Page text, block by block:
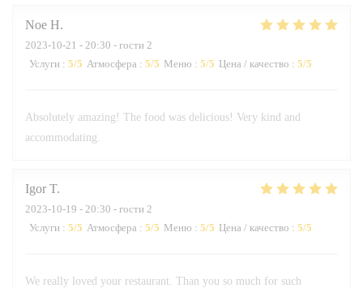
Noe H
2023-10-21 - 20:30 - гости 2
Услуги : 5/5 Атмосфера : 5/5 Меню : 5/5 Цена / качество : 5/5
Absolutely amazing! The food was delicious! Very kind and
accommodating.
Igor T
2023-10-19 - 20:30 - гости 2
Услуги : 5/5 Атмосфера : 5/5 Меню : 5/5 Цена / качество : 5/5
We really loved your restaurant. Than you so much for such